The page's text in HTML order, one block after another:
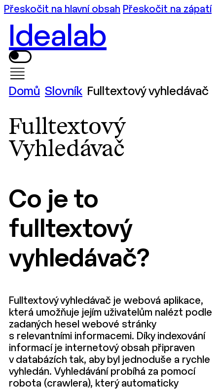
Přeskočit na hlavní obsah Přeskočit na zápatí
Idealab
Domů Slovník Fulltextový vyhledávač
Fulltextový
Vyhledávač
Co je to
fulltextový
vyhledávač?
Fulltextový vyhledávač je webová aplikace,
která umožňuje jejím uživatelům nalézt podle
zadaných hesel webové stránky
s relevantními informacemi. Díky indexování
informací je internetový obsah připraven
v databázích tak, aby byl jednoduše a rychle
vyhledán. Vyhledávání probíhá za pomocí
robota (crawlera), který automaticky